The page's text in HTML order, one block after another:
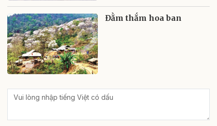
Đằm thắm hoa ban